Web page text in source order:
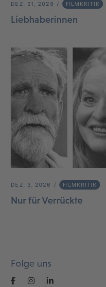
DEZ. 31, 2026 FILMKRITIK
Liebhaberinnen
DEZ. 3, 2026 FILMKRITIK
Nur für Verrückte
Folge uns